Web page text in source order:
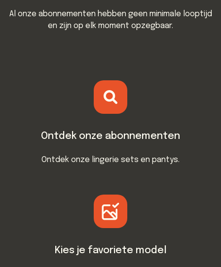
Al onze abonnementen hebben geen minimale looptijd
en zijn op elk moment opzegbaar.
Ontdek onze abonnementen
Ontdek onze lingerie sets en pantys.
Kies je favoriete model